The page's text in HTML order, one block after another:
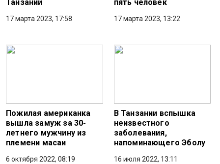
Танзании
17 марта 2023, 17:58
пять человек
17 марта 2023, 13:22
Пожилая американка
вышла замуж за 30-
летнего мужчину из
племени масаи
6 октября 2022, 08:19
В Танзании вспышка
неизвестного
заболевания,
напоминающего Эболу
16 июля 2022, 13:11